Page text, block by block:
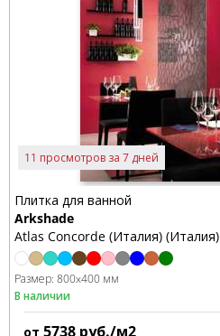
11 просмотров за 7 дней
Плитка для ванной
Arkshade
Atlas Concorde (Италия) (Италия)
Размер: 800x400 мм
В наличии
от 5738 руб./м2